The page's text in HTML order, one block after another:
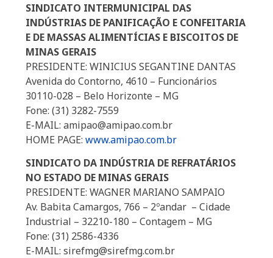
SINDICATO INTERMUNICIPAL DAS
INDÚSTRIAS DE PANIFICAÇÃO E CONFEITARIA
E DE MASSAS ALIMENTÍCIAS E BISCOITOS DE
MINAS GERAIS
PRESIDENTE: WINICIUS SEGANTINE DANTAS
Avenida do Contorno, 4610 – Funcionários
30110-028 – Belo Horizonte – MG
Fone: (31) 3282-7559
E-MAIL: amipao@amipao.com.br
HOME PAGE: www.amipao.com.br
SINDICATO DA INDÚSTRIA DE REFRATÁRIOS
NO ESTADO DE MINAS GERAIS
PRESIDENTE: WAGNER MARIANO SAMPAIO
Av. Babita Camargos, 766 – 2ºandar – Cidade
Industrial – 32210-180 – Contagem – MG
Fone: (31) 2586-4336
E-MAIL: sirefmg@sirefmg.com.br